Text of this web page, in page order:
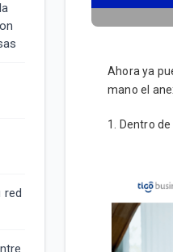
red
Ahora ya
mano el
1. Dentro de